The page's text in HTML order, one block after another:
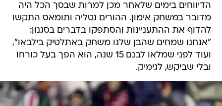
הדיווחים בימים שלאחר מכן למרות שבסך הכל היה
מדובר במשחק אימון. ההורים נטליה ותומאס התקשו
להדוף את ההתעניינות והסתפקו בדברים בסגנון:
"אנחנו שמחים שהבן שלנו משחק באתלטיק בילבאו",
ועוד לפני שמלאו לבנם 15 שנה, הוא הפך בעל כורחו
ובלי שביקש, לגימיק.